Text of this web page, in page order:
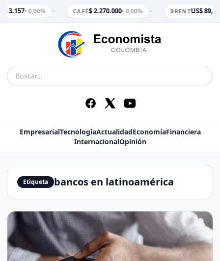
$ 3.157• 0,00% • CAFÉ$ 2.270.000• 0,00% • BRENTUS$ 89,65
EmpresarialTecnologíaActualidadEconomíaFinanciera
InternacionalOpinión
Etiqueta bancos en latinoamérica